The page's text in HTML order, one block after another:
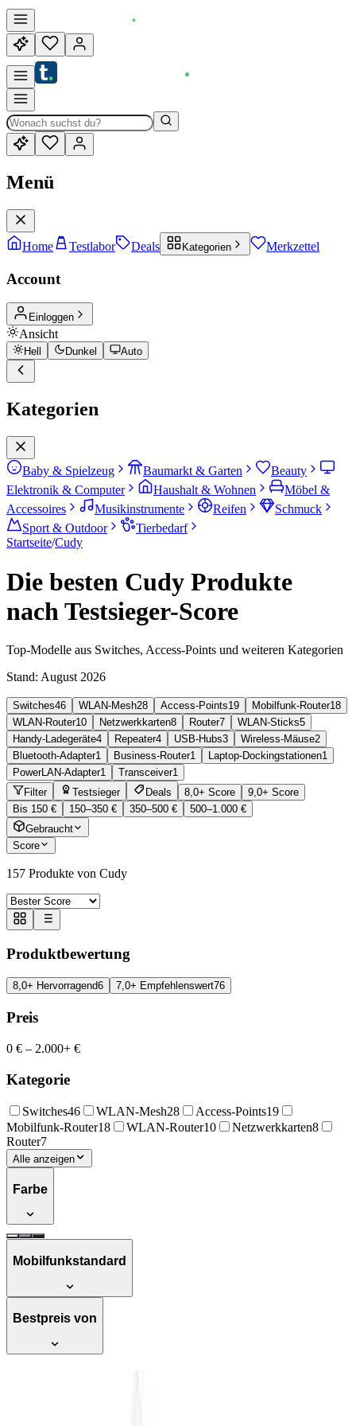
Menü
Home Testlabor Deals Kategorien Merkzettel
Account
Einloggen
Ansicht
Hell Dunkel Auto
Kategorien
Baby & Spielzeug Baumarkt & Garten
Beauty
Elektronik & Computer
Haushalt & Wohnen
Möbel &
Accessoires
Musikinstrumente Reifen
Schmuck
Sport & Outdoor
Tierbedarf
Startseite/Cudy
Die besten Cudy Produkte
nach Testsieger-Score
Top-Modelle aus Switches, Access-Points und weiteren Kategorien
Stand: August 2026
Switches46 WLAN-Mesh28 Access-Points19 Mobilfunk-Router18
WLAN-Router10 Netzwerkkarten8 Router7 WLAN-Sticks5
Handy-Ladegeräte4 Repeater4 USB-Hubs3 Wireless-Mäuse2
Bluetooth-Adapter1 Business-Router1 Laptop-Dockingstationen1
PowerLAN-Adapter1 Transceiver1
Filter
Testsieger Deals 8,0+ Score
9,0+ Score
Bis 150 €
150–350 € 350–500 €
500–1.000 €
Gebraucht
Score
157 Produkte von Cudy
Produktbewertung
8,0+ Hervorragend6 7,0+ Empfehlenswert76
Preis
0 € – 2.000+ €
Kategorie
Switches46 WLAN-Mesh28 Access-Points19
Mobilfunk-Router18 WLAN-Router10 Netzwerkkarten8
Router7
Alle anzeigen
Farbe
Mobilfunkstandard
Bestpreis von